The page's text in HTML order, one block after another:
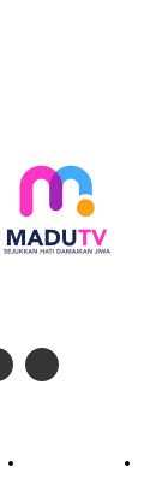
Pedoman Siber